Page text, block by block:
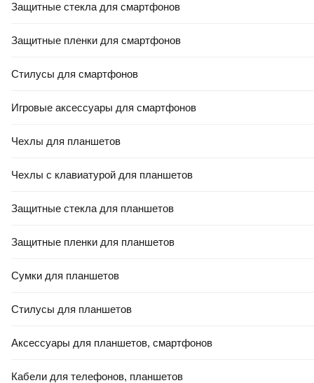
Защитные стекла для смартфонов
Защитные пленки для смартфонов
Стилусы для смартфонов
Игровые аксессуары для смартфонов
Чехлы для планшетов
Чехлы с клавиатурой для планшетов
Защитные стекла для планшетов
Защитные пленки для планшетов
Сумки для планшетов
Стилусы для планшетов
Аксессуары для планшетов, смартфонов
Кабели для телефонов, планшетов